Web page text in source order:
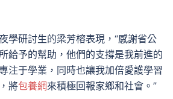
學研討生的梁芳榕表現，“感謝省公
給予的幫助，他們的支撐是我前進的
注于學業，同時也讓我加倍愛護學習
將包養網來積極回報家鄉和社會。”